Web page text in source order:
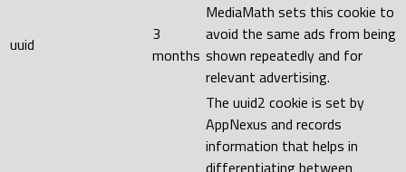
uuid
3
months
MediaMath sets this cookie to
avoid the same ads from being
shown repeatedly and for
relevant advertising.
The uuid2 cookie is set by
AppNexus and records
information that helps in